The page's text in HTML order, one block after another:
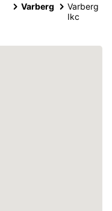
Varberg
Varberg
Ikc